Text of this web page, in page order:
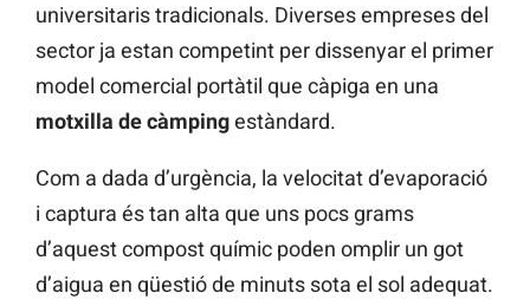
universitaris tradicionals. Diverses empreses del
sector ja estan competint per dissenyar el primer
model comercial portàtil que càpiga en una
motxilla de càmpingestàndard.
Com a dada d’urgència, la velocitat d’evaporació
i captura és tan alta que uns pocs grams
d’aquest compost químic poden omplir un got
d’aigua en qüestió de minuts sota el sol adequat.